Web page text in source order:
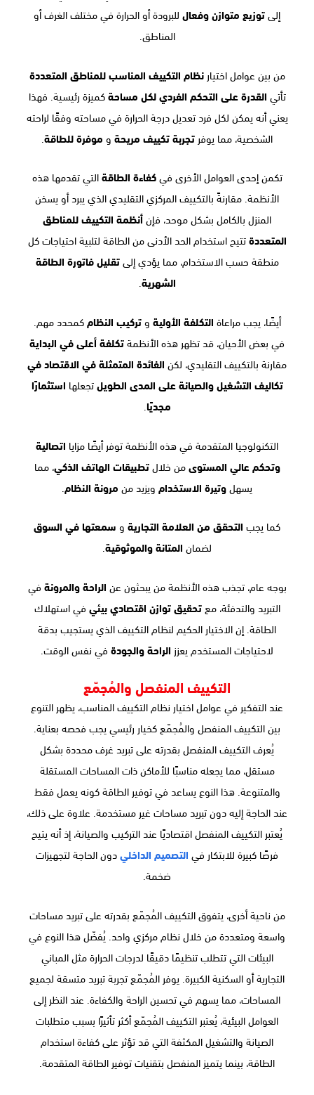
إلىتوزيع متوازن وفعال للبرودة أو الحرارة في مختلف الغرف أو
المناطق.
من بين عوامل اختيارنظام التكييف المناسب للمناطق المتعددة
تأتي القدرة على التحكم الفردي لكل مساحةكميزة رئيسية. فهذا
يعني أنه يمكن لكل فرد تعديل درجة الحرارة في مساحته وفقًا لراحته
الشخصية، مما يوفر تجربة تكييف مريحة و موفرة للطاقة
تكمن إحدى العوامل الأخرى فيكفاءة الطاقةالتي تقدمها هذه
الأنظمة. مقارنةً بالتكييف المركزي التقليدي الذي يبرد أو يسخن
المنزل بالكامل بشكل موحد، فإنأنظمة التكييف للمناطق
المتعددةتتيح استخدام الحد الأدنى من الطاقة لتلبية احتياجات كل
منطقة حسب الاستخدام، مما يؤدي إلىتقليل فاتورة الطاقة
الشهرية.
أيضًا، يجب مراعاة التكلفة الأولية وتركيب النظامكمحدد مهم.
في بعض الأحيان، قد تظهر هذه الأنظمةتكلفة أعلى في البداية
مقارنة بالتكييف التقليدي، لكن الفائدة المتمثلة في الاقتصاد في
تكاليف التشغيل والصيانة على المدى الطويلتجعلها استثمارًا
مجديًا
التكنولوجيا المتقدمة في هذه الأنظمة توفر أيضًا مزايا اتصالية
وتحكم عالي المستوىمن خلالتطبيقات الهاتف الذكي، مما
يسهلوتيرة الاستخدام ويزيد من مرونة النظام
كما يجب التحقق من العلامة التجارية و سمعتها في السوق
لضمان المتانة والموثوقية
بوجه عام، تجذب هذه الأنظمة من يبحثون عن الراحة والمرونة في
التبريد والتدفئة، معتحقيق توازن اقتصادي بيئي في استهلاك
الطاقة. إن الاختيار الحكيم لنظام التكييف الذي يستجيب بدقة
لاحتياجات المستخدم يعزز الراحة والجودة في نفس الوقت.
التكييف المنفصل والمُجمّع
عند التفكير في عوامل اختيار نظام التكييف المناسب، يظهر التنوع
بين التكييف المنفصل والمُجمّع كخيار رئيسي يجب فحصه بعناية.
يُعرف التكييف المنفصل بقدرته على تبريد غرف محددة بشكل
مستقل، مما يجعله مناسبًا للأماكن ذات المساحات المستقلة
والمتنوعة. هذا النوع يساعد في توفير الطاقة كونه يعمل فقط
عند الحاجة إليه دون تبريد مساحات غير مستخدمة. علاوة على ذلك،
يُعتبر التكييف المنفصل اقتصاديًا عند التركيب والصيانة، إذ أنه يتيح
فرصًا كبيرة للابتكار في التصميم الداخليدون الحاجة لتجهيزات
ضخمة.
من ناحية أخرى، يتفوق التكييف المُجمّع بقدرته على تبريد مساحات
واسعة ومتعددة من خلال نظام مركزي واحد. يُفضّل هذا النوع في
البيئات التي تتطلب تنظيمًا دقيقًا لدرجات الحرارة مثل المباني
التجارية أو السكنية الكبيرة. يوفر المُجمّع تجربة تبريد متسقة لجميع
المساحات، مما يسهم في تحسين الراحة والكفاءة. عند النظر إلى
العوامل البيئية، يُعتبر التكييف المُجمّع أكثر تأثيرًا بسبب متطلبات
الصيانة والتشغيل المكثفة التي قد تؤثر على كفاءة استخدام
الطاقة، بينما يتميز المنفصل بتقنيات توفير الطاقة المتقدمة.